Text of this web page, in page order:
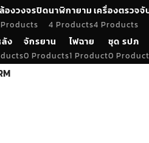
องวงจรปิดนาฬิกายาม
4 Products
เครื่องตรวจจั
4 Products
ง จักรยาน
0 Products
ไฟฉาย
1 Product
ชุด รปภ
0